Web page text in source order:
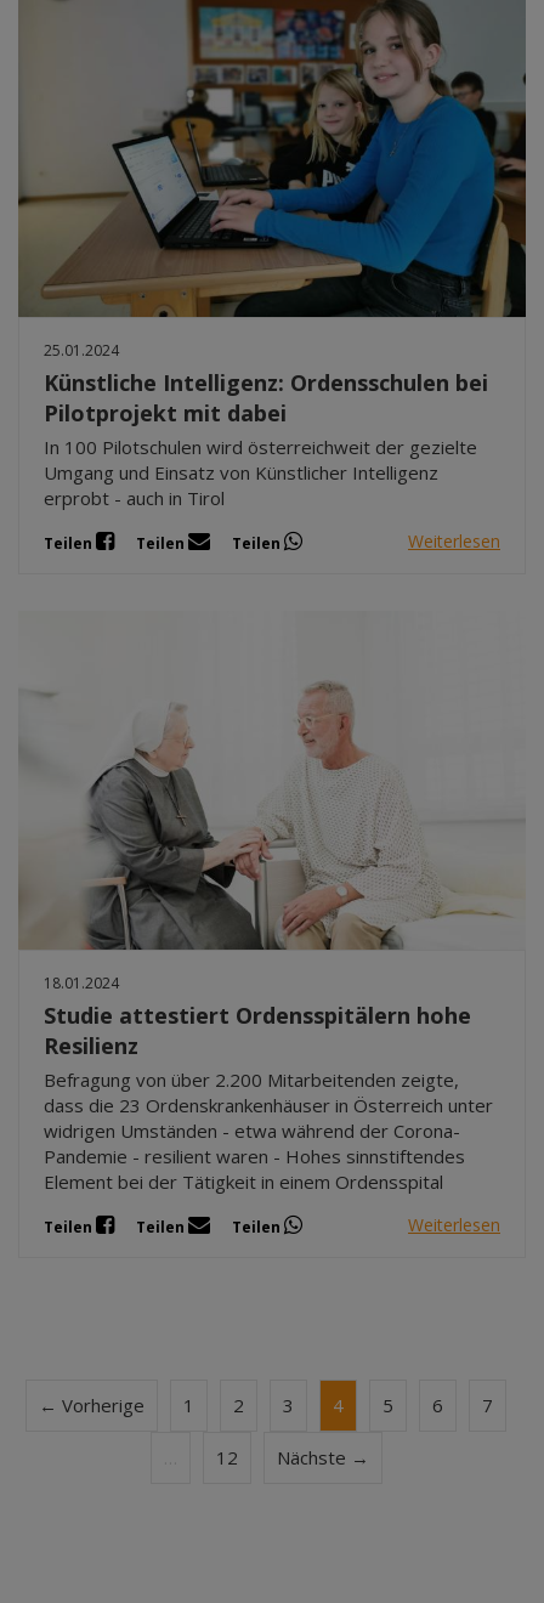
25.01.2024
Künstliche Intelligenz: Ordensschulen bei
Pilotprojekt mit dabei
In 100 Pilotschulen wird österreichweit der gezielte
Umgang und Einsatz von Künstlicher Intelligenz
erprobt - auch in Tirol
Teilen Teilen Teilen Weiterlesen
18.01.2024
Studie attestiert Ordensspitälern hohe
Resilienz
Befragung von über 2.200 Mitarbeitenden zeigte,
dass die 23 Ordenskrankenhäuser in Österreich unter
widrigen Umständen - etwa während der Corona-
Pandemie - resilient waren - Hohes sinnstiftendes
Element bei der Tätigkeit in einem Ordensspital
Teilen Teilen Teilen Weiterlesen
← Vorherige 1 2 3 4 5 6 7
12 Nächste →